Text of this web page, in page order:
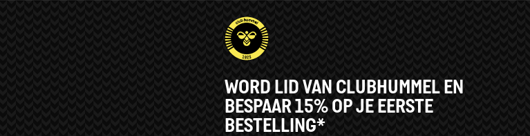
WORD LID VAN CLUBHUMMEL EN
BESPAAR 15% OP JE EERSTE
BESTELLING*